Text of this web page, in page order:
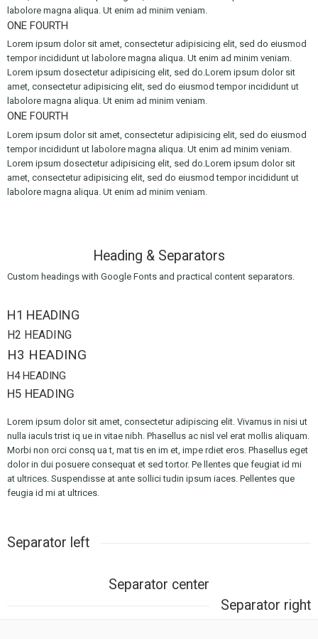
labolore magna aliqua. Ut enim ad minim veniam.
ONE FOURTH
Lorem ipsum dolor sit amet, consectetur adipisicing elit, sed do eiusmod
tempor incididunt ut labolore magna aliqua. Ut enim ad minim veniam.
Lorem ipsum dosectetur adipisicing elit, sed do.Lorem ipsum dolor sit
amet, consectetur adipisicing elit, sed do eiusmod tempor incididunt ut
labolore magna aliqua. Ut enim ad minim veniam.
ONE FOURTH
Lorem ipsum dolor sit amet, consectetur adipisicing elit, sed do eiusmod
tempor incididunt ut labolore magna aliqua. Ut enim ad minim veniam.
Lorem ipsum dosectetur adipisicing elit, sed do.Lorem ipsum dolor sit
amet, consectetur adipisicing elit, sed do eiusmod tempor incididunt ut
labolore magna aliqua. Ut enim ad minim veniam.
Heading & Separators
Custom headings with Google Fonts and practical content separators.
H1 HEADING
H2 HEADING
H3 HEADING
H4 HEADING
H5 HEADING
Lorem ipsum dolor sit amet, consectetur adipiscing elit. Vivamus in nisi ut
nulla iaculs trist iq ue in vitae nibh. Phasellus ac nisl vel erat mollis aliquam.
Morbi non orci consq ua t, mat tis en im et, impe rdiet eros. Phasellus eget
dolor in dui posuere consequat et sed tortor. Pe llentes que feugiat id mi
at ultrices. Suspendisse at ante sollici tudin ipsum iaces. Pellentes que
feugia id mi at ultrices.
Separator left
Separator center
Separator right